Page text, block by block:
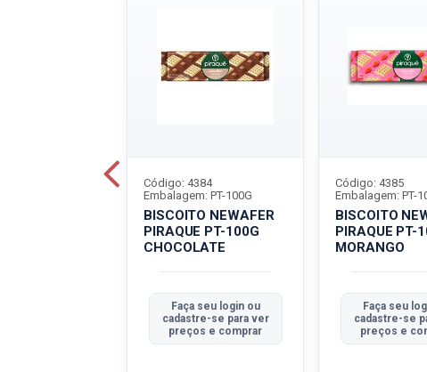
BISCOITO NEWAFER
PIRAQUE PT-100G
CHOCOLATE
Código: 4384
Embalagem: PT-100G
Faça seu login ou
cadastre-se para ver
preços e comprar
BISCOITO
PIRAQUE PT-
MORANGO
Código: 4385
Embalagem: PT-
Faça seu
cadastre-se
preços e